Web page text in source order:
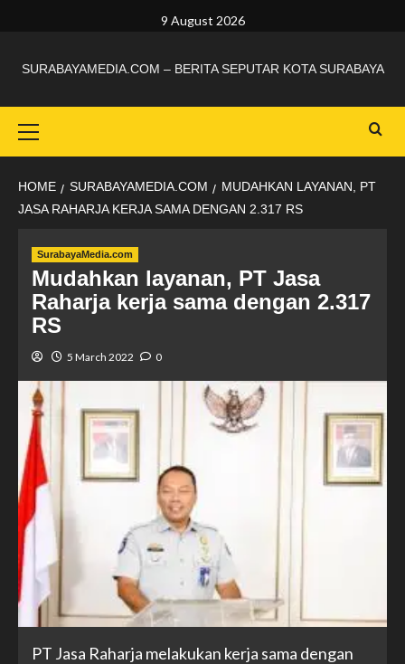
9 August 2026
SURABAYAMEDIA.COM – BERITA SEPUTAR KOTA SURABAYA
HOME SURABAYAMEDIA.COM
MUDAHKAN LAYANAN, PT
JASA RAHARJA KERJA SAMA DENGAN 2.317 RS
SurabayaMedia.com
Mudahkan layanan, PT Jasa
Raharja kerja sama dengan 2.317
RS
5 March 2022 0
PT Jasa Raharja melakukan kerja sama dengan